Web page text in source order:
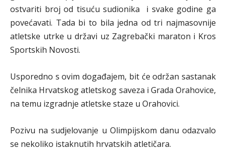
ostvariti broj od tisuću sudionika i svake godine ga
povećavati. Tada bi to bila jedna od tri najmasovnije
atletske utrke u državi uz Zagrebački maraton i Kros
Sportskih Novosti.
Usporedno s ovim događajem, bit će održan sastanak
čelnika Hrvatskog atletskog saveza i Grada Orahovice,
na temu izgradnje atletske staze u Orahovici.
Pozivu na sudjelovanje u Olimpijskom danu odazvalo
se nekoliko istaknutih hrvatskih atletičara.